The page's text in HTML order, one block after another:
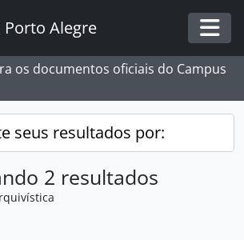
Porto Alegre
os documentos oficiais do Campus
seus resultados por:
2 resultados